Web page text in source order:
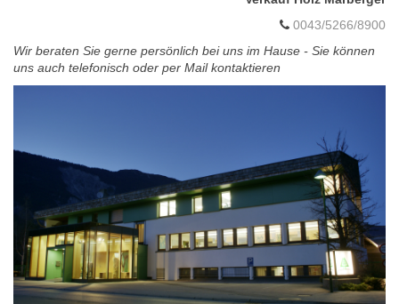
0043/5266/8900
Wir beraten Sie gerne persönlich bei uns im Hause - Sie können
uns auch telefonisch oder per Mail kontaktieren